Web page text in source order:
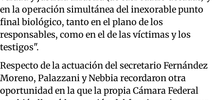
en la operación simultánea del inexorable punto
final biológico, tanto en el plano de los
responsables, como en el de las víctimas y los
testigos".
Respecto de la actuación del secretario Fernández
Moreno, Palazzani y Nebbia recordaron otra
oportunidad en la que la propia Cámara Federal